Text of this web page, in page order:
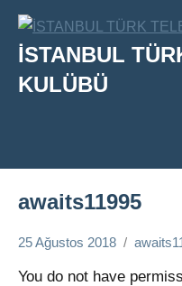
İçeriğe
İSTANBUL
KULÜBÜ
awaits11995
25 Ağustos 2018
You do not have